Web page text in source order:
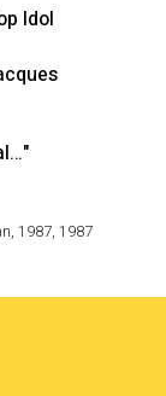
Idol
1987, 1987